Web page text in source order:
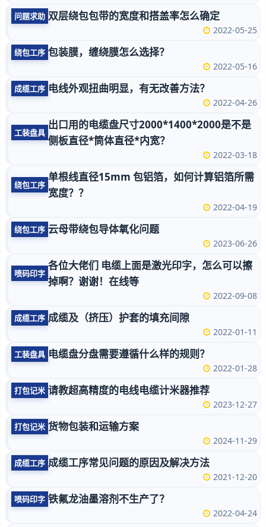
问题求助 双层绕包包带的宽度和搭盖率怎么确定
2022-05-25
绕包工序 包装膜，缠绕膜怎么选择？
2022-05-16
成缆工序 电线外观扭曲明显，有无改善方法？
2022-04-26
工装盘具
出口用的电缆盘尺寸2000*1400*2000是不是
侧板直径*筒体直径*内宽？
2022-03-18
绕包工序
单根线直径15mm 包铝箔，如何计算铝箔所需
宽度？？
2022-04-19
绕包工序 云母带绕包导体氧化问题
2023-06-26
喷码印字
各位大佬们 电缆上面是激光印字，怎么可以擦
掉啊？谢谢！在线等
2022-09-08
成缆工序 成缆及（挤压）护套的填充间隙
2022-01-11
工装盘具 电缆盘分盘需要遵循什么样的规则？
2022-01-28
打包记米 请教超高精度的电线电缆计米器推荐
2023-12-27
打包记米 货物包装和运输方案
2024-11-29
成缆工序 成缆工序常见问题的原因及解决方法
2021-12-20
喷码印字 铁氟龙油墨溶剂不生产了？
2022-04-24